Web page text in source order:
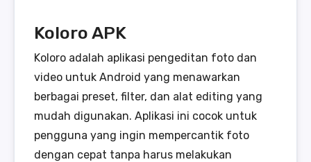
Koloro APK
Koloro adalah aplikasi pengeditan foto dan
video untuk Android yang menawarkan
berbagai preset, filter, dan alat editing yang
mudah digunakan. Aplikasi ini cocok untuk
pengguna yang ingin mempercantik foto
dengan cepat tanpa harus melakukan